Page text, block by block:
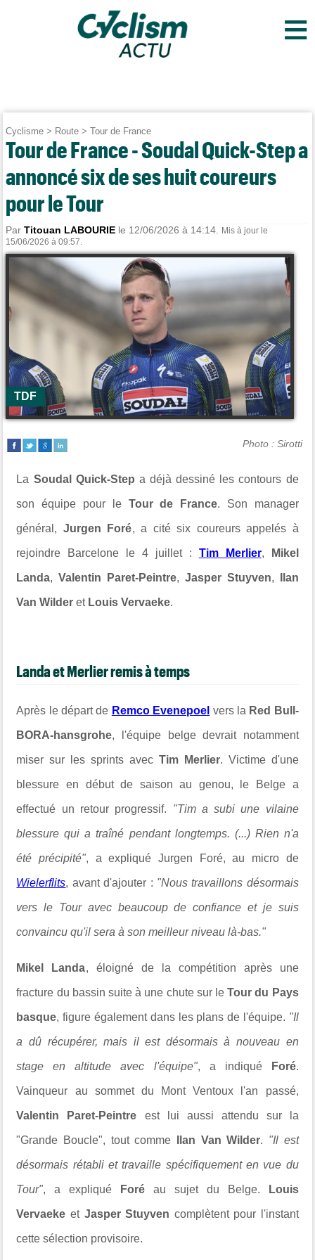
≡
Cyclisme > Route >Tour de France
Tour de France - Soudal Quick-Step a
annoncé six de ses huit coureurs
pour le Tour
ParTitouan LABOURIE le 12/06/2026 à 14:14.
Mis à jour le
15/06/2026 à 09:57.
TDF
Photo : Sirotti
La Soudal Quick-Step a déjà dessiné les contours de
son équipe pour le Tour de France. Son manager
général, Jurgen Foré, a cité six coureurs appelés à
rejoindre Barcelone le 4 juillet : Tim Merlier, Mikel
Landa,Valentin Paret-Peintre, Jasper Stuyven, Ilan
Van Wilderet Louis Vervaeke.
Landa et Merlier remis à temps
Après le départ de Remco Evenepoel vers la Red Bull-
BORA-hansgrohe, l'équipe belge devrait notamment
miser sur les sprints avec Tim Merlier. Victime d'une
blessure en début de saison au genou, le Belge a
effectué un retour progressif. "Tim a subi une vilaine
blessure qui a traîné pendant longtemps. (...) Rien n'a
été précipité", a expliqué Jurgen Foré, au micro de
Wielerflits, avant d'ajouter : "Nous travaillons désormais
vers le Tour avec beaucoup de confiance et je suis
convaincu qu'il sera à son meilleur niveau là-bas."
Mikel Landa, éloigné de la compétition après une
fracture du bassin suite à une chute sur leTour du Pays
basque, figure également dans les plans de l'équipe. "Il
a dû récupérer, mais il est désormais à nouveau en
stage en altitude avec l'équipe", a indiqué Foré.
Vainqueur au sommet du Mont Ventoux l'an passé,
Valentin Paret-Peintre est lui aussi attendu sur la
"Grande Boucle", tout comme Ilan Van Wilder. "Il est
désormais rétabli et travaille spécifiquement en vue du
Tour", a expliqué Foréau sujet du Belge. Louis
Vervaeke et Jasper Stuyven complètent pour l'instant
cette sélection provisoire.